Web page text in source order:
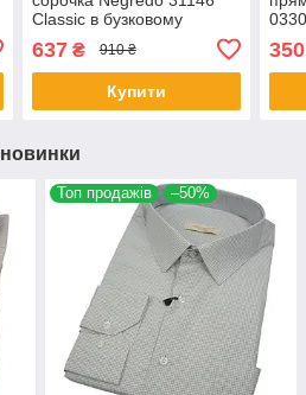
Classic в бузковому
637₴ 910 ₴
Купити
350
новинки
Топ продажів –50%